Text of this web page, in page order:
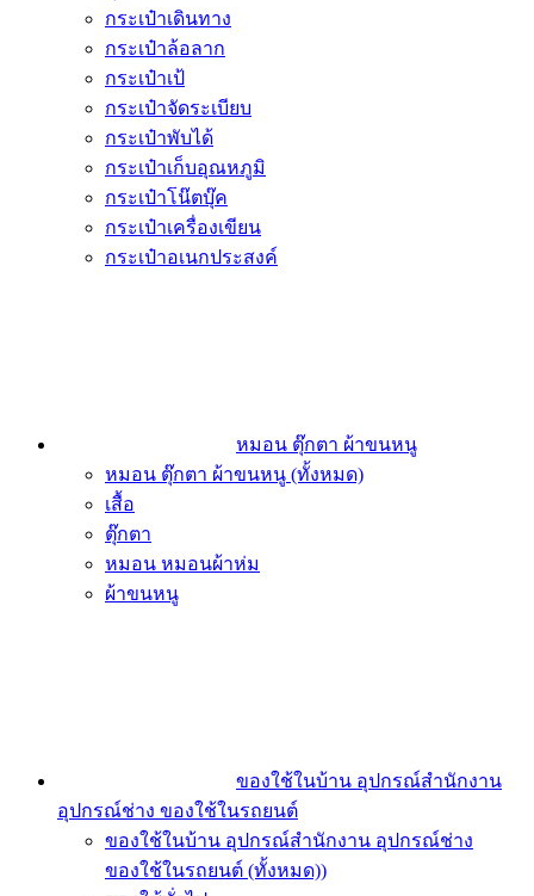
กระเป๋าเดินทาง
กระเป๋าล้อลาก
กระเป๋าเป้
กระเป๋าจัดระเบียบ
กระเป๋าพับได้
กระเป๋าเก็บอุณหภูมิ
กระเป๋าโน๊ตบุ๊ค
กระเป๋าเครื่องเขียน
กระเป๋าอเนกประสงค์
หมอน ตุ๊กตา ผ้าขนหนู
หมอน ตุ๊กตา ผ้าขนหนู (ทั้งหมด)
เสื้อ
ตุ๊กตา
หมอน หมอนผ้าห่ม
ผ้าขนหนู
ของใช้ในบ้าน อุปกรณ์สำนักงาน
อุปกรณ์ช่าง ของใช้ในรถยนต์
ของใช้ในบ้าน อุปกรณ์สำนักงาน อุปกรณ์ช่าง
ของใช้ในรถยนต์ (ทั้งหมด))